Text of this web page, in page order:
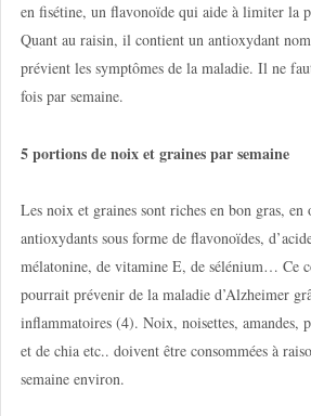
en fisétine, un flavonoïde qui aide à limiter la
Quant au raisin, il contient un antioxydant
prévient les symptômes de la maladie. Il ne
fois par semaine.
5 portions de noix et graines par semaine
Les noix et graines sont riches en bon gras, en
antioxydants sous forme de flavonoïdes,
mélatonine, de vitamine E, de sélénium… Ce
pourrait prévenir de la maladie d’Alzheimer
inflammatoires (4). Noix, noisettes, amandes,
et de chia etc.. doivent être consommées à
semaine environ.